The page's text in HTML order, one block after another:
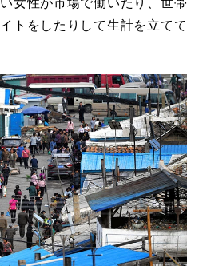
トをしたりして生計を立てて